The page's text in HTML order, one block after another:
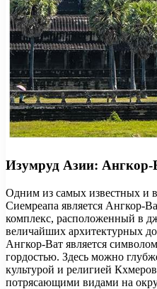
Изумруд Азии: Ангкор-
Одним из самых известных и
Сиемреапа является Ангкор-
комплекс, расположенный в
величайших архитектурных
Ангкор-Ват является
гордостью. Здесь можно
культурой и религией
потрясающими видами на